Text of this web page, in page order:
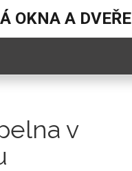
OKNA A DVEŘE
v